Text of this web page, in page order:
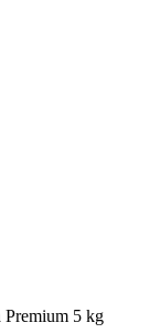
Premium 5 kg